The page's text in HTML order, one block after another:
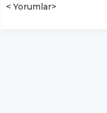
< Yorumlar>